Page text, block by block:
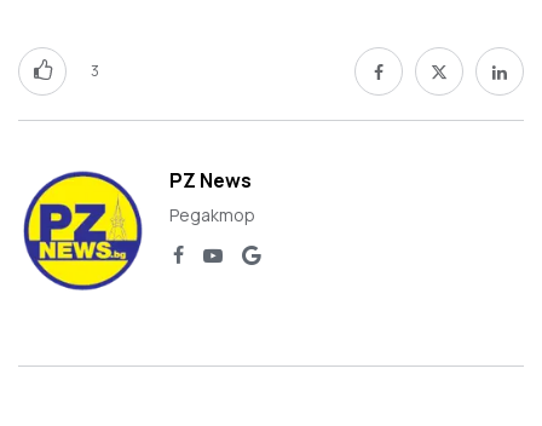
3
PZ News
Редактор